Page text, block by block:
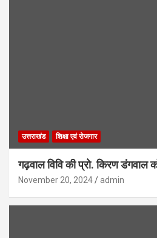
उत्तराखंड शिक्षा एवं रोजगार
गढ़वाल विवि की प्रो. किरण डंगवाल
November 20, 2024 admin